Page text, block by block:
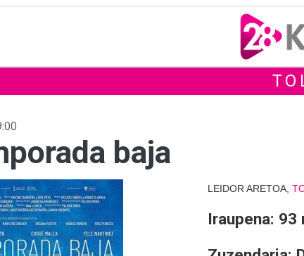
baja
LEIDOR ARETOA,
Iraupena: 93